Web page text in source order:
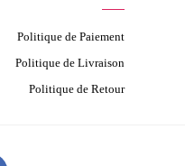
Politique de Paiement
Politique de Livraison
Politique de Retour